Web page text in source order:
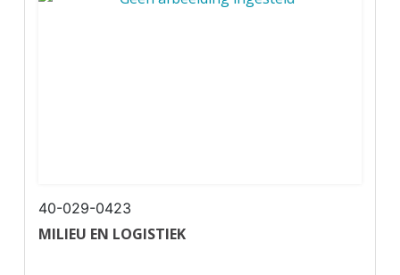
40-029-0423
MILIEU EN LOGISTIEK